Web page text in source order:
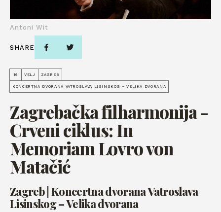
16 VELJ ZAGREB
KONCERTNA DVORANA VATROSLAVA LISINSKOG – VELIKA DVORANA
Zagrebačka filharmonija -
Crveni ciklus: In
Memoriam Lovro von
Matačić
Zagreb | Koncertna dvorana Vatroslava
Lisinskog – Velika dvorana
Antoni Wit
SHARE